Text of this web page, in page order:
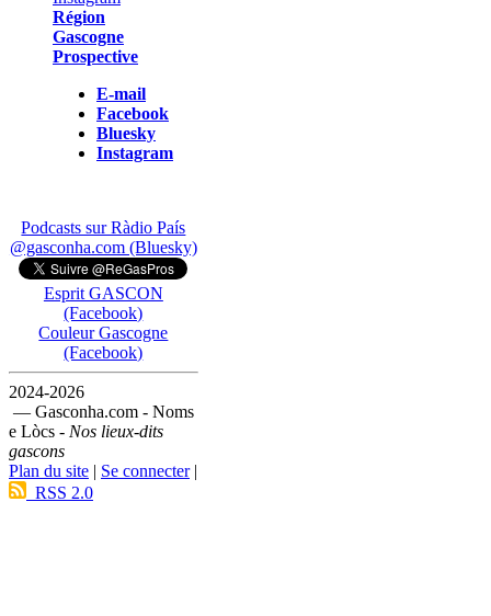
Région
Gascogne
Prospective
E-mail
Facebook
Bluesky
Instagram
Podcasts sur Ràdio País
@gasconha.com (Bluesky)
Esprit GASCON
(Facebook)
Couleur Gascogne
(Facebook)
2024-2026
— Gasconha.com - Noms
e Lòcs - Nos lieux-dits
gascons
Plan du site | Se connecter|
RSS 2.0